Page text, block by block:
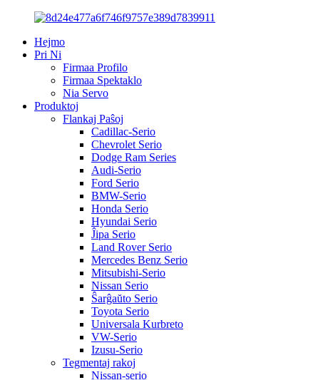
Hejmo
Pri Ni
Firmaa Profilo
Firmaa Spektaklo
Nia Servo
Produktoj
Flankaj Paŝoj
Cadillac-Serio
Chevrolet Serio
Dodge Ram Series
Audi-Serio
Ford Serio
BMW-Serio
Honda Serio
Hyundai Serio
Ĵipa Serio
Land Rover Serio
Mercedes Benz Serio
Mitsubishi-Serio
Nissan Serio
Ŝarĝaŭto Serio
Toyota Serio
Universala Kurbreto
VW-Serio
Izusu-Serio
Tegmentaj rakoj
Nissan-serio